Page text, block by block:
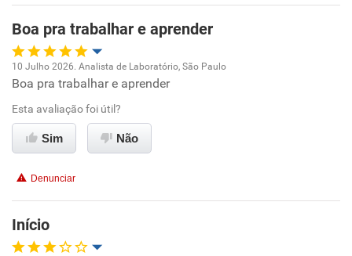
Ambiente de trabalho
Conciliação com a vida familiar
Benefícios
Recomenda esta empresa
Recomenda a diretoria
Boa pra trabalhar e aprender
Oportunidade de promoção
Ambiente de trabalho
Benefícios
Recomenda esta empresa
10 Julho 2026. Analista de Laboratório, São Paulo
Boa pra trabalhar e aprender
Esta avaliação foi útil?
Sim Não
Denunciar
Início